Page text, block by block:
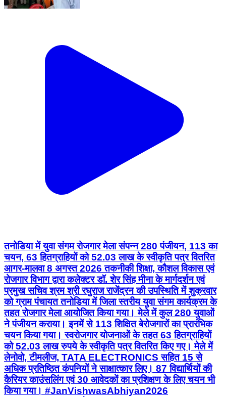
तनोडिया में युवा संगम रोजगार मेला संपन्न 280 पंजीयन, 113 का
चयन, 63 हितग्राहियों को 52.03 लाख के स्वीकृति पत्र वितरित
आगर-मालवा 8 अगस्त 2026 तकनीकी शिक्षा, कौशल विकास एवं
रोजगार विभाग द्वारा कलेक्टर डॉ. शेर सिंह मीना के मार्गदर्शन एवं
प्रमुख सचिव श्रम श्री रघुराज राजेंद्रन की उपस्थिति में शुक्रवार
को ग्राम पंचायत तनोडिया में जिला स्तरीय युवा संगम कार्यक्रम के
तहत रोजगार मेला आयोजित किया गया। मेले में कुल 280 युवाओं
ने पंजीयन कराया। इनमें से 113 शिक्षित बेरोजगारों का प्रारंभिक
चयन किया गया। स्वरोजगार योजनाओं के तहत 63 हितग्राहियों
को 52.03 लाख रुपये के स्वीकृति पत्र वितरित किए गए। मेले में
लेनोवो, टीमलीज, TATA ELECTRONICS सहित 15 से
अधिक प्रतिष्ठित कंपनियों ने साक्षात्कार लिए। 87 विद्यार्थियों की
कैरियर काउंसलिंग एवं 30 आवेदकों का प्रशिक्षण के लिए चयन भी
किया गया। #JanVishwasAbhiyan2026